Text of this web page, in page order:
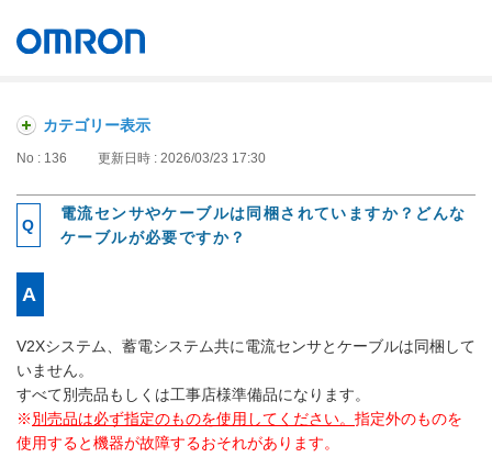
カテゴリー表示
No : 136 更新日時 : 2026/03/23 17:30
電流センサやケーブルは同梱されていますか？どんな
ケーブルが必要ですか？
V2Xシステム、蓄電システム共に電流センサとケーブルは同梱して
いません。
すべて別売品もしくは工事店様準備品になります。
※別売品は必ず指定のものを使用してください。 指定外のものを
使用すると機器が故障するおそれがあります。